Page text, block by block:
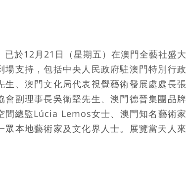
於12月21日（星期五）在澳門全藝社盛大
支持，包括中央人民政府駐澳門特別行政
、澳門文化局代表視覺藝術發展處處長張
副理事長吳衛堅先生、澳門德晉集團品牌
間總監Lúcia Lemos女士、澳門知名藝術家
本地藝術家及文化界人士。展覽當天人來